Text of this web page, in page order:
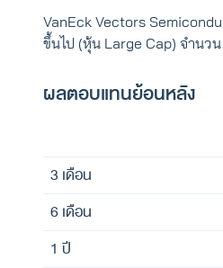
VanEck Vectors
ขึ้นไป (หุ้น Large Cap) จำนว
ผลตอบแทนย้อนหลัง
3 เดือน
6 เดือน
1 ปี